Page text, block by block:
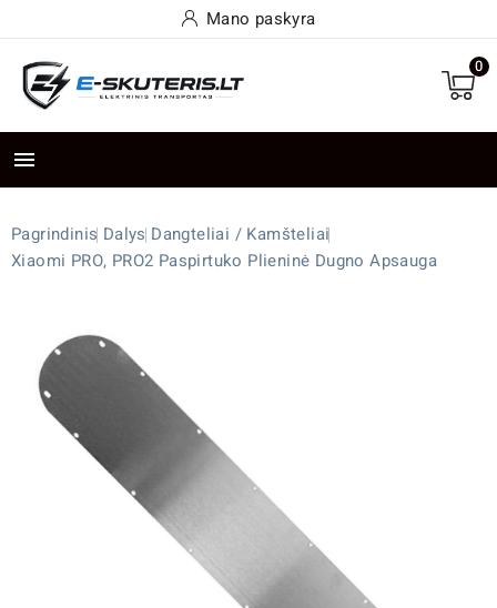
Mano paskyra
0

Pagrindinis Dalys Dangteliai / Kamšteliai
Xiaomi PRO, PRO2 Paspirtuko Plieninė Dugno Apsauga